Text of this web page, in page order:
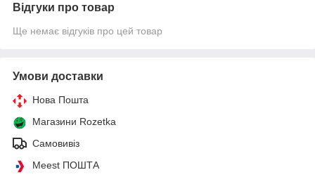
Відгуки про товар
Ще немає відгуків про цей товар
Умови доставки
Нова Пошта
Магазини Rozetka
Самовивіз
Meest ПОШТА